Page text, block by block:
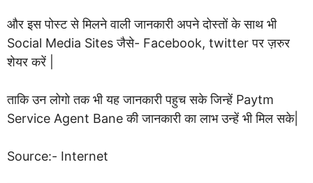
और इस पोस्ट से मिलने वाली जानकारी अपने दोस्तों के साथ भी
Social Media Sites जैसे- Facebook, twitter पर ज़रुर
शेयर करें |
ताकि उन लोगो तक भी यह जानकारी पहुच सके जिन्हें Paytm
Service Agent Bane की जानकारी का लाभ उन्हें भी मिल सके|
Source:- Internet